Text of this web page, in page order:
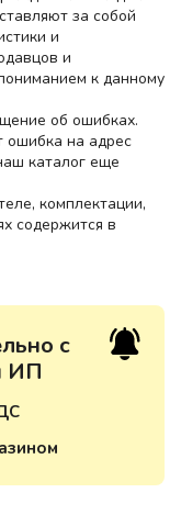
за собой
и
и
к данному
об ошибках.
ошибка на адрес
каталог еще
комплектации,
содержится в
с
ИП